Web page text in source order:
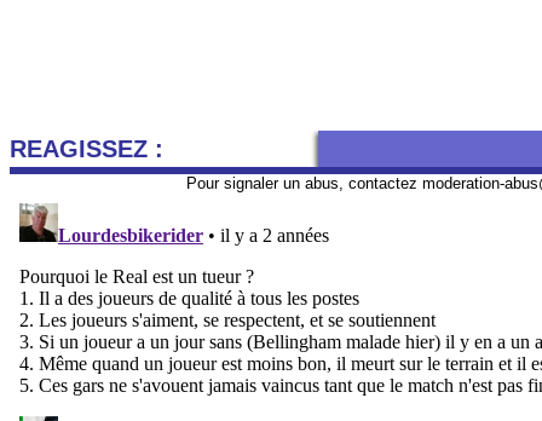
REAGISSEZ :
Pour signaler un abus, contactez moderation-